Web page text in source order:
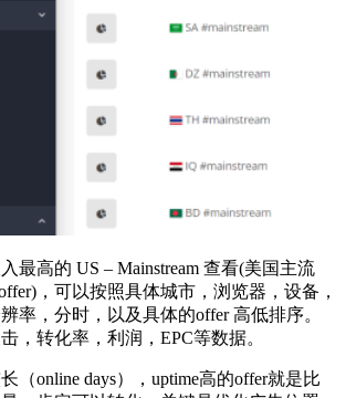
最高的 US – Mainstream 查看(美国主流
，可以按照具体城市，浏览器，设备，
率，分时，以及具体的offer 高低排序。
，转化率，利润，EPC等数据。
（online days），uptime高的offer就是比